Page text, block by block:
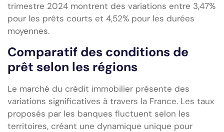
trimestre 2024 montrent des variations entre 3,47%
pour les prêts courts et 4,52% pour les durées
moyennes.
Comparatif des conditions de
prêt selon les régions
Le marché du crédit immobilier présente des
variations significatives à travers la France. Les taux
proposés par les banques fluctuent selon les
territoires, créant une dynamique unique pour